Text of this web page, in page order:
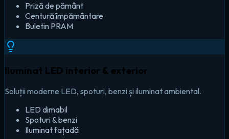
Priză de pământ
Centură împământare
Buletin PRAM
Iluminat LED interior & exterior
Soluții moderne LED, spoturi, benzi și iluminat ambiental.
LED dimabil
Spoturi & benzi
Iluminat fațadă